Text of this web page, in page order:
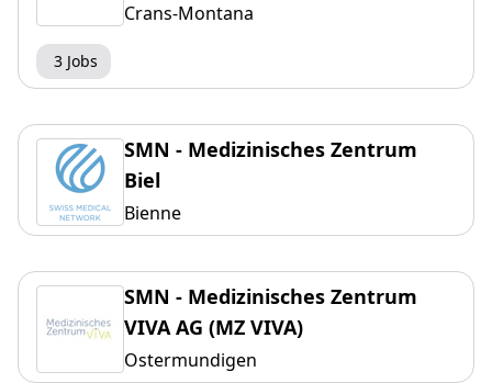
Crans-Montana
3 Jobs
SMN - Medizinisches Zentrum
Biel
Bienne
SMN - Medizinisches Zentrum
VIVA AG (MZ VIVA)
Ostermundigen